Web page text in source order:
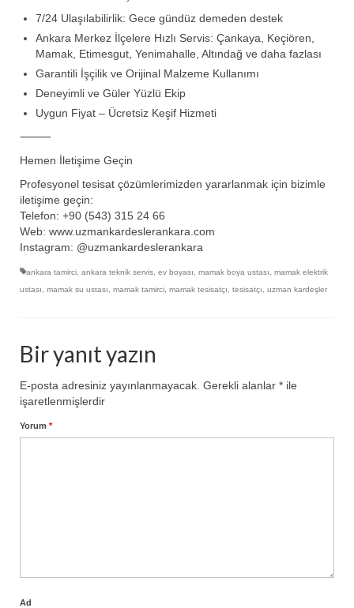
7/24 Ulaşılabilirlik: Gece gündüz demeden destek
Ankara Merkez İlçelere Hızlı Servis: Çankaya, Keçiören,
Mamak, Etimesgut, Yenimahalle, Altındağ ve daha fazlası
Garantili İşçilik ve Orijinal Malzeme Kullanımı
Deneyimli ve Güler Yüzlü Ekip
Uygun Fiyat – Ücretsiz Keşif Hizmeti
⸻
Hemen İletişime Geçin
Profesyonel tesisat çözümlerimizden yararlanmak için bizimle
iletişime geçin:
Telefon: +90 (543) 315 24 66
Web: www.uzmankardeslerankara.com
Instagram: @uzmankardeslerankara
ankara tamirci ankara teknik servis ev boyası mamak boya ustası
mamak elektrik
ustası
mamak su ustası mamak tamirci mamak tesisatçı tesisatçı uzman kardeşler
Bir yanıt yazın
E-posta adresiniz yayınlanmayacak. Gerekli alanlar * ile
işaretlenmişlerdir
Yorum *
Ad